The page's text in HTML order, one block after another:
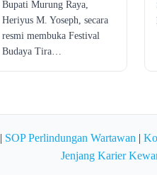
Bupati Murung Raya,
Heriyus M. Yoseph, secara
resmi membuka Festival
Budaya Tira…
| SOP Perlindungan Wartawan |
Jenjang Karier